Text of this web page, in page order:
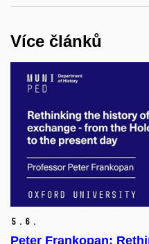
Více článků
5. 6.
Peter Frankopan: